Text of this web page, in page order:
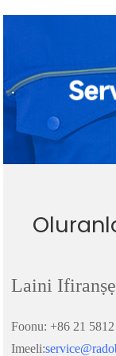
.
Laini
Foonu: +86 21
Imeeli: